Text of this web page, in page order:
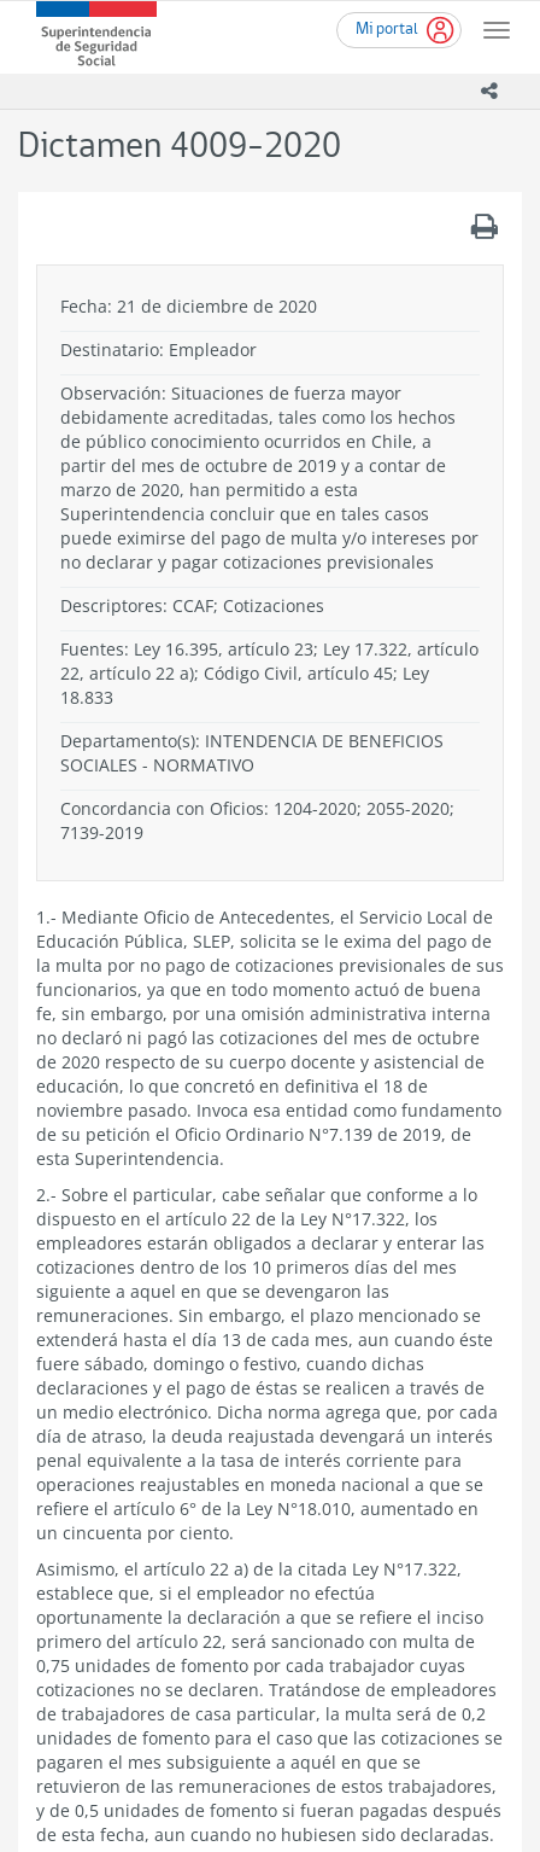
contenido
Mi portal
Toggle
Superintendencia
de
-
Dictamen 4009-2020
Fecha: 21 de diciembre de 2020
Destinatario: Empleador
Observación: Situaciones de fuerza mayor
debidamente acreditadas, tales como los hechos
de público conocimiento ocurridos en Chile, a
partir del mes de octubre de 2019 y a contar de
marzo de 2020, han permitido a esta
Superintendencia concluir que en tales casos
puede eximirse del pago de multa y/o intereses por
no declarar y pagar cotizaciones previsionales
Descriptores: CCAF; Cotizaciones
Fuentes: Ley 16.395, artículo 23; Ley 17.322, artículo
22, artículo 22 a); Código Civil, artículo 45; Ley
18.833
Departamento(s): INTENDENCIA DE BENEFICIOS
SOCIALES - NORMATIVO
Concordancia con Oficios: 1204-2020; 2055-2020;
7139-2019
1.- Mediante Oficio de Antecedentes, el Servicio Local de
Educación Pública, SLEP, solicita se le exima del pago de
la multa por no pago de cotizaciones previsionales de sus
funcionarios, ya que en todo momento actuó de buena
fe, sin embargo, por una omisión administrativa interna
no declaró ni pagó las cotizaciones del mes de octubre
de 2020 respecto de su cuerpo docente y asistencial de
educación, lo que concretó en definitiva el 18 de
noviembre pasado. Invoca esa entidad como fundamento
de su petición el Oficio Ordinario N°7.139 de 2019, de
esta Superintendencia.
2.- Sobre el particular, cabe señalar que conforme a lo
dispuesto en el artículo 22 de la Ley N°17.322, los
empleadores estarán obligados a declarar y enterar las
cotizaciones dentro de los 10 primeros días del mes
siguiente a aquel en que se devengaron las
remuneraciones. Sin embargo, el plazo mencionado se
extenderá hasta el día 13 de cada mes, aun cuando éste
fuere sábado, domingo o festivo, cuando dichas
declaraciones y el pago de éstas se realicen a través de
un medio electrónico. Dicha norma agrega que, por cada
día de atraso, la deuda reajustada devengará un interés
penal equivalente a la tasa de interés corriente para
operaciones reajustables en moneda nacional a que se
refiere el artículo 6° de la Ley N°18.010, aumentado en
un cincuenta por ciento.
Asimismo, el artículo 22 a) de la citada Ley N°17.322,
establece que, si el empleador no efectúa
oportunamente la declaración a que se refiere el inciso
primero del artículo 22, será sancionado con multa de
0,75 unidades de fomento por cada trabajador cuyas
cotizaciones no se declaren. Tratándose de empleadores
de trabajadores de casa particular, la multa será de 0,2
unidades de fomento para el caso que las cotizaciones se
pagaren el mes subsiguiente a aquél en que se
retuvieron de las remuneraciones de estos trabajadores,
y de 0,5 unidades de fomento si fueran pagadas después
de esta fecha, aun cuando no hubiesen sido declaradas.